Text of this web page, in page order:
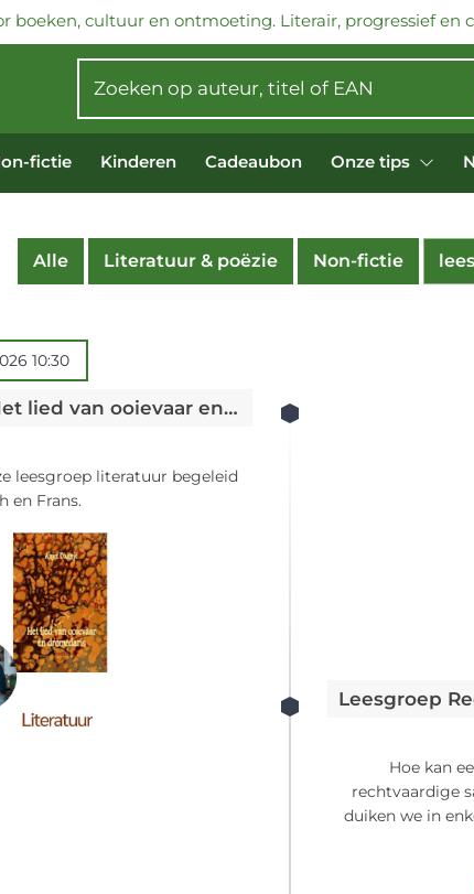
boeken, cultuur en ontmoeting. Literair, progressief en
fictie Kinderen Cadeaubon Onze tips
Alle Literatuur & poëzie Non-fictie
10:30
Leesgroep Literatuur: 'Het lied van ooievaar en dromedaris' - Anjet Daanje
leesgroep literatuur begeleid
en Frans.
Hoe kan
rechtvaardige
duiken we in